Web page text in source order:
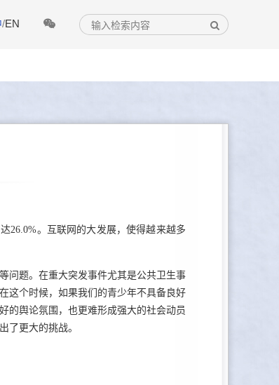
/EN
26.0%。互联网的大发展，使得越来越多
问题。在重大突发事件尤其是公共卫生事
这个时候，如果我们的青少年不具备良好
的舆论氛围，也更难形成强大的社会动员
了更大的挑战。